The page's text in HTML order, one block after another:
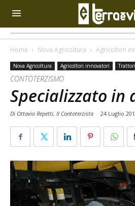
Home Nova Agricoltura Agricoltori
Nova Agricoltura Agricoltori innovatori
CONTOTERZISMO
Specializzato in
Di Ottavio Repetti, Il Contoterzista - 24 Luglio